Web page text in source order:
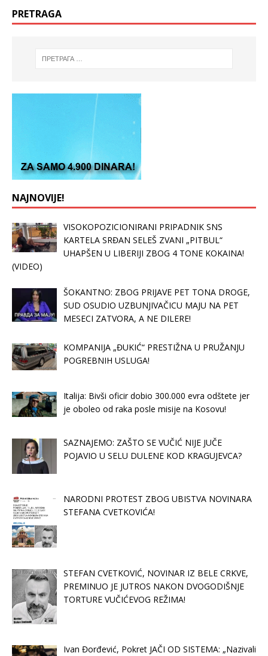
PRETRAGA
NAJNOVIJE!
VISOKOPOZICIONIRANI PRIPADNIK SNS
KARTELA SRĐAN SELEŠ ZVANI „PITBUL“
UHAPŠEN U LIBERIJI ZBOG 4 TONE KOKAINA!
(VIDEO)
ŠOKANTNO: ZBOG PRIJAVE PET TONA DROGE,
SUD OSUDIO UZBUNJIVAČICU MAJU NA PET
MESECI ZATVORA, A NE DILERE!
KOMPANIJA „ĐUKIĆ“ PRESTIŽNA U PRUŽANJU
POGREBNIH USLUGA!
Italija: Bivši oficir dobio 300.000 evra odštete jer
je oboleo od raka posle misije na Kosovu!
SAZNAJEMO: ZAŠTO SE VUČIĆ NIJE JUČE
POJAVIO U SELU DULENE KOD KRAGUJEVCA?
NARODNI PROTEST ZBOG UBISTVA NOVINARA
STEFANA CVETKOVIĆA!
STEFAN CVETKOVIĆ, NOVINAR IZ BELE CRKVE,
PREMINUO JE JUTROS NAKON DVOGODIŠNJE
TORTURE VUČIĆEVOG REŽIMA!
Ivan Đorđević, Pokret JAČI OD SISTEMA: „Nazivali